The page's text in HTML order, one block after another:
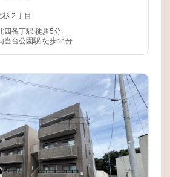
２丁目
四番丁駅 徒歩5分
当台公園駅 徒歩14分